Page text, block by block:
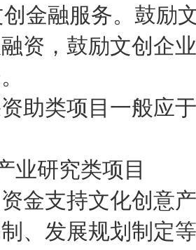
融服务。鼓励
资，鼓励文创企
类项目一般应于
研究类项目
支持文化创意产
、发展规划制定